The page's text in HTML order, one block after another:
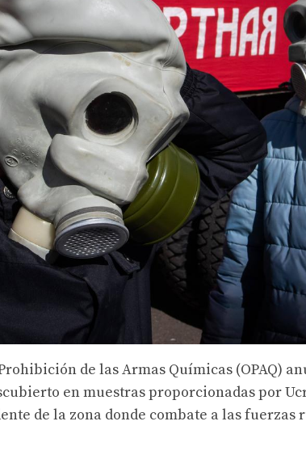
de las Armas Químicas (OPAQ)
en muestras proporcionadas por
de la zona donde combate a las fuerzas